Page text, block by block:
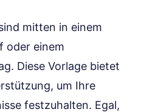
mitten in einem
oder einem
Diese Vorlage bietet
um Ihre
festzuhalten. Egal,